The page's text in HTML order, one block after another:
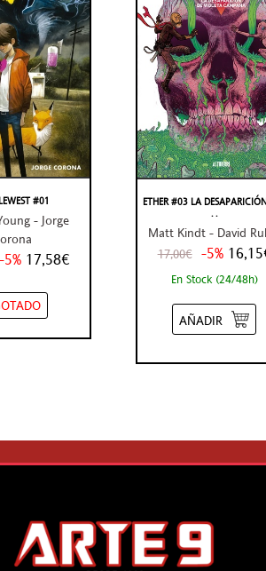
#01
- Jorge
-5% 17,58€
ETHER #03 LA
. .
Matt Kindt - David
17,00€ -5%
En Stock (24/48h)
AÑADIR